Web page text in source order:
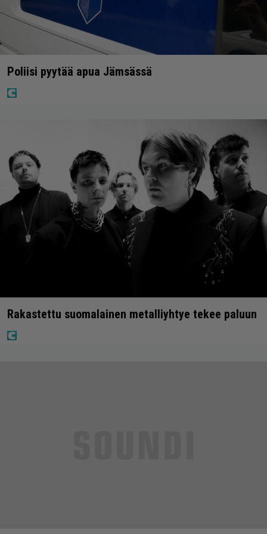
Poliisi pyytää apua Jämsässä
Rakastettu suomalainen metalliyhtye tekee paluun